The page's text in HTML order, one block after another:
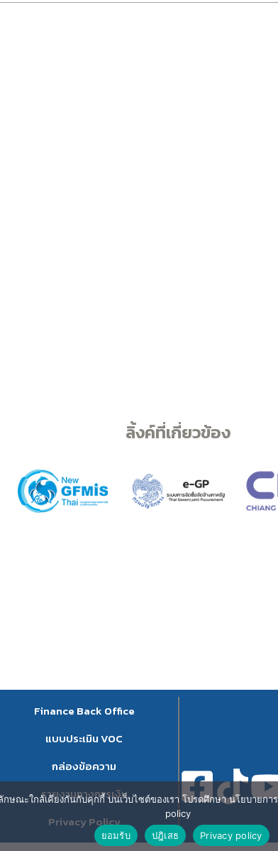
ลิ้งค์ที่เกี่ยวข้อง
Finance Back Office
แบบประเมิน VOC
กล่องข้อความ
รายงานทางการเงิน
Privacy Policy
ษณะใกล้เคียงกันกับคุกกี้ บนเว็บไซต์ของเรา โปรดศึกษา นโยบาย
policy
ยอมรับ
ปฎิเสธ Privacy policy